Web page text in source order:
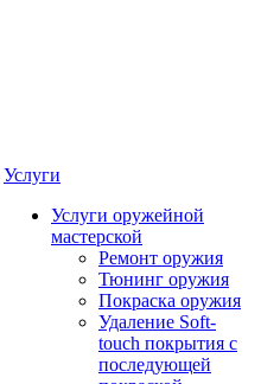
Услуги
Услуги оружейной
мастерской
Ремонт оружия
Тюнинг оружия
Покраска оружия
Удаление Soft-
touch покрытия с
последующей